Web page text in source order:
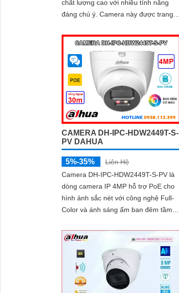
chất lượng cao với nhiều tính năng
đáng chú ý. Camera này được trang bị
hiện chuyển động và báo động hiệu
CAMERA DH-IPC-HDW2449T-S-
PV DAHUA
5%-35%
Liên Hệ
Camera DH-IPC-HDW2449T-S-PV là
dòng camera IP 4MP hỗ trợ PoE cho
hình ảnh sắc nét với công nghệ Full-
Color và ánh sáng ấm ban đêm tầm
thoại 2 chiều, giúp giám sát và tương
tác dễ dàng hỗ trợ khe thẻ nhớ tối đa
256GB, công nghệ nén H